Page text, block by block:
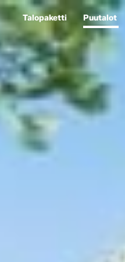
Talopaketti Puutalot